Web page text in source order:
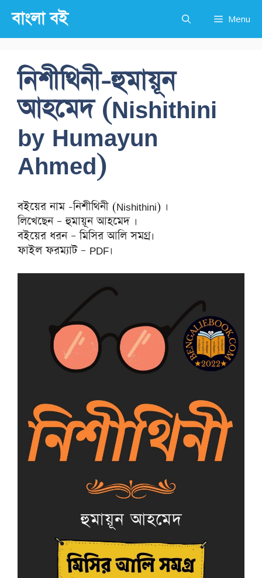
content
বাংলা বই Menu
নিশীথিনী-হুমায়ূন
আহমেদ (Nishithini
by Humayun
Ahmed)
বইয়ের নাম -নিশীথিনী (Nishithini) ।
লিখেছেন – হুমায়ূন আহমেদ ।
বইয়ের ধরন – মিসির আলি সমগ্র।
ফাইল ফরম্যাট – PDF।